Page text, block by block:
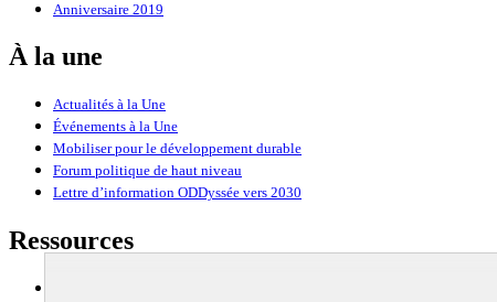
Anniversaire 2019
À la une
Actualités à la Une
Événements à la Une
Mobiliser pour le développement durable
Forum politique de haut niveau
Lettre d’information ODDyssée vers 2030
Ressources